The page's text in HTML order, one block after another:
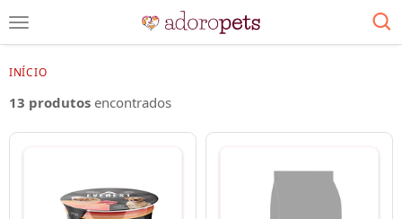
INÍCIO
13 produtos encontrados